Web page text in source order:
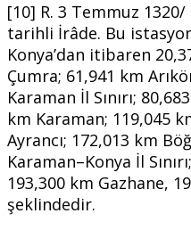
[10] R. 3 Temmuz
tarihli İrâde. Bu
Konya’dan itibaren
Çumra; 61,941 km
Karaman İl Sınırı;
km Karaman; 119,045
Ayrancı; 172,013 km
Karaman–Konya İl
193,300 km Gazhane,
şeklindedir.